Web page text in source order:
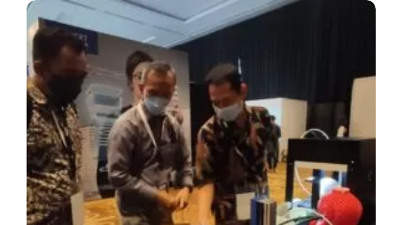
Indopack
di
JIExpo
bersama
Inspira
Academy
dan
3D
Pintar™